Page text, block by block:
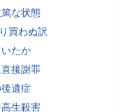
な状態
買わぬ訳
たか
接謝罪
遺症
生殺害